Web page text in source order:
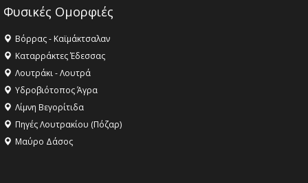
Φυσικές Ομορφιές
Βόρρας - Καϊμάκτσαλαν
Καταρράκτες Έδεσσας
Λουτράκι - Λουτρά
Υδροβιότοπος Άγρα
Λίμνη Βεγορίτιδα
Πηγές Λουτρακίου (Πόζαρ)
Μαύρο Δάσος